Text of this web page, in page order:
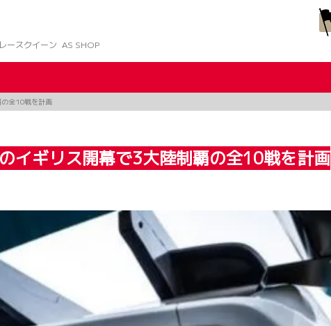
レースクイーン AS SHOP
全10戦を計画
ギリス開幕で3大陸制覇の全10戦を計画